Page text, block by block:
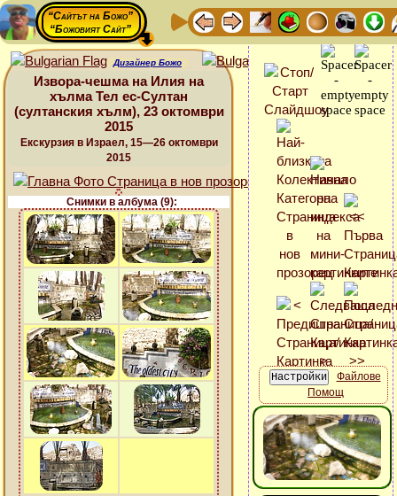
“Сайтът на Божо”
“Божовият Сайт”
Дизайнер Божо
Извора-чешма на Илия на
хълма Тел ес-Султан
(султанския хълм), 23 октомври
2015
Екскурзия в Израел, 15—26 октомври
2015
Снимки в албума (9):
Файлове
Помощ